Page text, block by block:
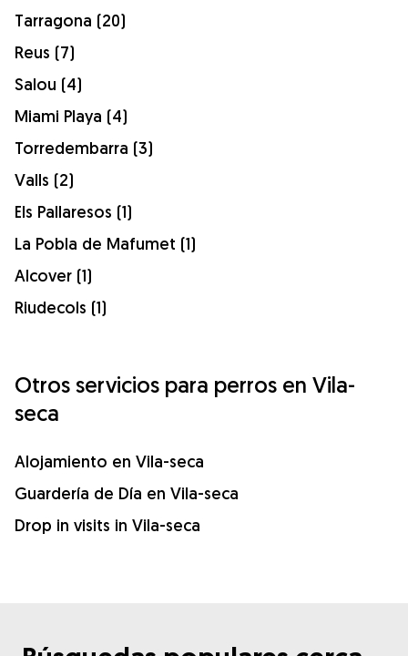
Tarragona (20)
Reus (7)
Salou (4)
Miami Playa (4)
Torredembarra (3)
Valls (2)
Els Pallaresos (1)
La Pobla de Mafumet (1)
Alcover (1)
Riudecols (1)
Otros servicios para perros en Vila-
seca
Alojamiento en Vila-seca
Guardería de Día en Vila-seca
Drop in visits in Vila-seca